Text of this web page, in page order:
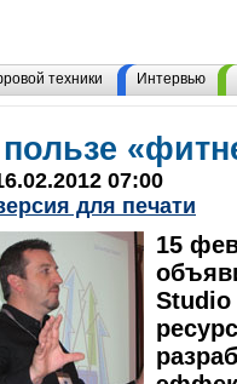
техники Интервью
07:00
для печати
15
Studio